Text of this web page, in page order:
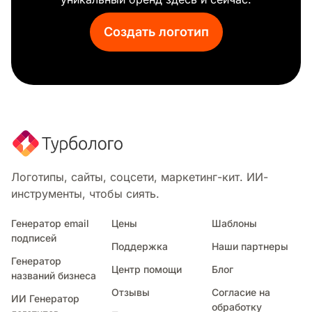
Кондитерские изделия
Рис
Клубника
Тако
Веганская еда
На вынос
Индийская кухня
Шаурма
Пончик
Тяжелые условия
Создать логотип
Логотипы, сайты, соцсети, маркетинг-кит. ИИ-
инструменты, чтобы сиять.
Генератор email
подписей
Генератор
названий бизнеса
ИИ Генератор
Цены
Поддержка
Центр помощи
Отзывы
Шаблоны
Наши партнеры
Блог
Согласие на
обработку